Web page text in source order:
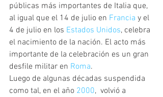
públicas más importantes de Italia que,
al igual que el 14 de julio en Francia y el
4 de julio en los Estados Unidos, celebra
el nacimiento de la nación. El acto más
importante de la celebración es un gran
desfile militar en Roma.
Luego de algunas décadas suspendida
como tal, en el año 2000,  volvió a